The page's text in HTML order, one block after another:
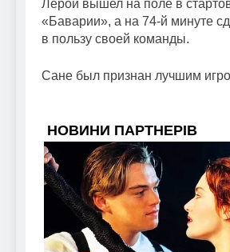
Лерой вышел на поле в
«Баварии», а на 74-й минуте
в пользу своей команды.
Сане был признан лучшим